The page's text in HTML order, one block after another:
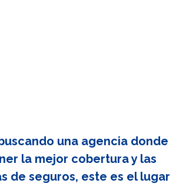
una agencia donde
la mejor cobertura y las
de seguros, este es el lugar